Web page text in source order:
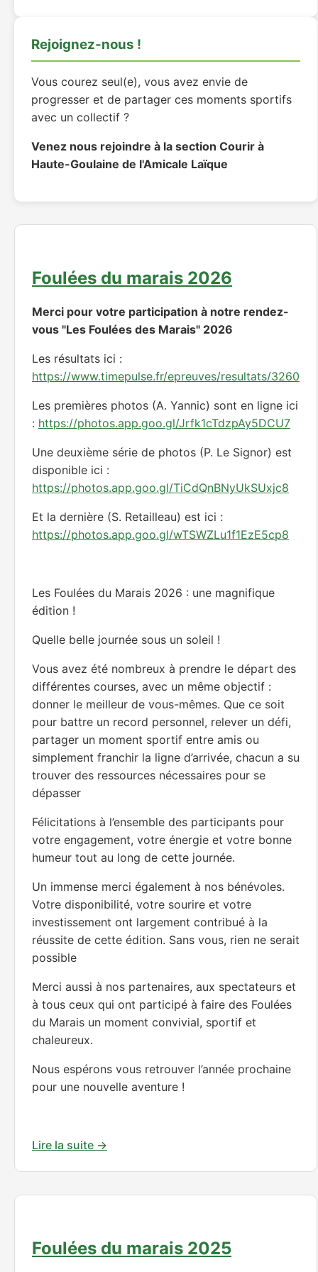
Foulées du marais 2026
Les résultats ici :
https://www.timepulse.fr/epreuves/resultats/3260
Les premières photos (A. Yannic) sont en ligne ici
:
https://photos.app.goo.gl/Jrfk1cTdzpAy5DCU7
Une deuxième série de photos (P. Le Signor) est
disponible ici :
https://photos.app.goo.gl/TiCdQnBNyUkSUxjc8
Et la dernière (S. Retailleau) est ici :
https://photos.app.goo.gl/wTSWZLu1f1EzE5cp8
Les Foulées du Marais 2026 : une magnifique
édition !
Vous avez été nombreux à prendre le départ des
différentes courses, avec un même objectif :
donner le meilleur de vous-mêmes. Que ce soit
pour battre un record personnel, relever un défi,
partager un moment sportif entre amis ou
simplement franchir la ligne d’arrivée, chacun a su
trouver des ressources nécessaires pour se
dépasser
Félicitations à l’ensemble des participants pour
votre engagement, votre énergie et votre bonne
humeur tout au long de cette journée.
Un immense merci également à nos bénévoles.
Votre disponibilité, votre sourire et votre
investissement ont largement contribué à la
réussite de cette édition. Sans vous, rien ne serait
possible
Merci aussi à nos partenaires, aux spectateurs et
à tous ceux qui ont participé à faire des Foulées
du Marais un moment convivial, sportif et
chaleureux.
Nous espérons vous retrouver l’année prochaine
pour une nouvelle aventure !
Lire la suite →
Foulées du marais 2025
Vous avez été coureurs, marcheurs, bénévoles
avec un collectif ?
Venez nous rejoindre à la section Courir à
Haute-Goulaine de l'Amicale Laïque